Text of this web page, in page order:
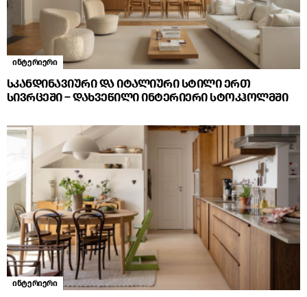
ინტერიერი
სკანდინავიური და იტალიური სტილი ერთ
სივრცეში – დახვეწილი ინტერიერი სტოკჰოლმში
ინტერიერი